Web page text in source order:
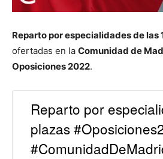
Reparto por especialidades de las
ofertadas en la Comunidad de
Oposiciones 2022.
Reparto por
plazas